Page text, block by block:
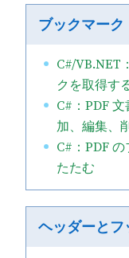
ブックマーク
C#/VB.NET
クを取得す
C#：PDF
加、編集、
C#：PDF
たたむ
ヘッダーとフ